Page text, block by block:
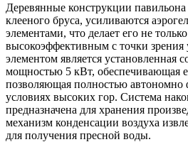
Деревянные конструкции павильона
клееного бруса, усиливаются
элементами, что делает его не
высокоэффективным с точки
элементом является установленная
мощностью 5 кВт, обеспечивающая
позволяющая полностью автономно
условиях высоких гор. Система
предназначена для хранения
механизм конденсации воздуха
для получения пресной воды.